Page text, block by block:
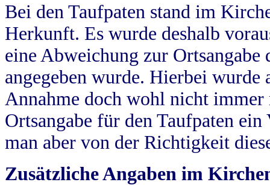
Bei den Taufpaten stand im
Herkunft. Es wurde deshalb
eine Abweichung zur
angegeben wurde. Hierbei wurde
Annahme doch wohl nicht
Ortsangabe für den Taufpaten
man aber von der Richtigkeit
Zusätzliche Angaben im